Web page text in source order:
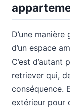
D’une
d’un espace
C’est
retriever qui,
conséquence.
extérieur pour